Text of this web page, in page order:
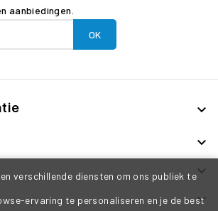
aanbiedingen.




verschillende diensten om ons publiek te
ervaring te personaliseren en je de best